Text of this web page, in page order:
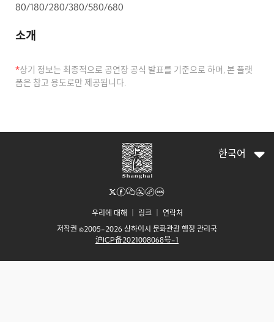
80/180/280/380/580/680
소개
*상기 정보는 최종적으로 공연장 공식 발표를 기준으로 하며, 본 플랫
폼은 참고 용도로만 제공됩니다.
우리에 대해 링크｜ 연락처
저작권 ©2005-2026 상하이시 문화관광 행정 관리국
沪ICP备2021008068号-1
한국어